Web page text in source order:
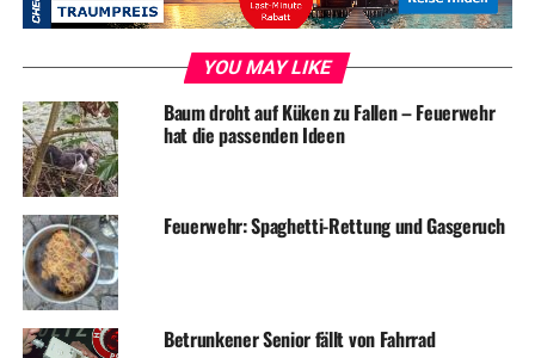
RELATED TOPICS:
UP NEXT
Feuerwehr muss mitten in der Nacht brennende Maschine
löschen
YOU MAY LIKE
Baum droht auf Küken zu Fallen – Feuerwehr
hat die passenden Ideen
Feuerwehr: Spaghetti-Rettung und Gasgeruch
Betrunkener Senior fällt von Fahrrad